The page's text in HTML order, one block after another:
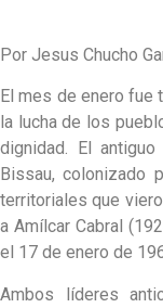
Por Jesus Chucho
El mes de enero
la lucha de los
dignidad. El
Bissau, colonizado
territoriales que
a Amílcar Cabral
el 17 de enero de
Ambos líderes